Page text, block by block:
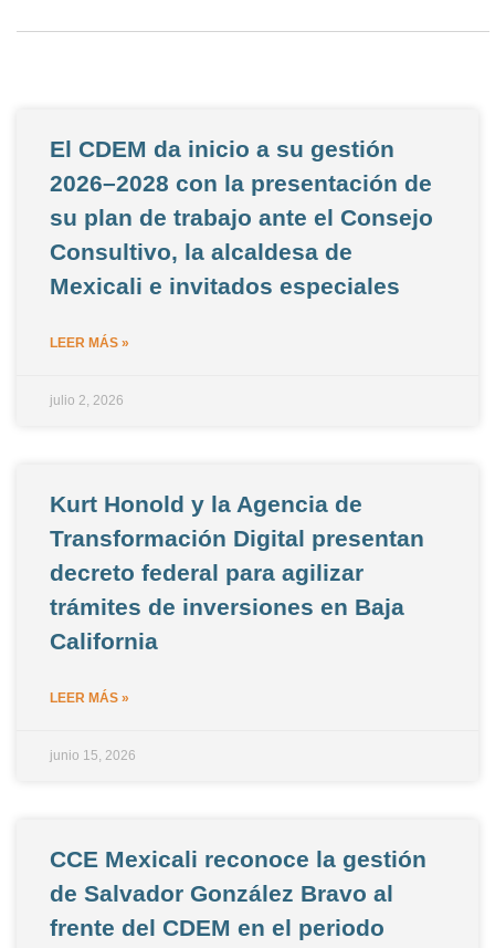
El CDEM da inicio a su gestión
2026–2028 con la presentación de
su plan de trabajo ante el Consejo
Consultivo, la alcaldesa de
Mexicali e invitados especiales
LEER MÁS »
julio 2, 2026
Kurt Honold y la Agencia de
Transformación Digital presentan
decreto federal para agilizar
trámites de inversiones en Baja
California
LEER MÁS »
junio 15, 2026
CCE Mexicali reconoce la gestión
de Salvador González Bravo al
frente del CDEM en el periodo